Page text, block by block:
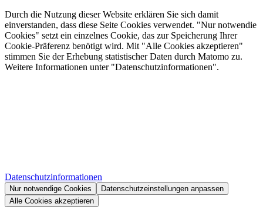
Durch die Nutzung dieser Website erklären Sie sich damit
einverstanden, dass diese Seite Cookies verwendet. "Nur notwendie
Cookies" setzt ein einzelnes Cookie, das zur Speicherung Ihrer
Cookie-Präferenz benötigt wird. Mit "Alle Cookies akzeptieren"
stimmen Sie der Erhebung statistischer Daten durch Matomo zu.
Weitere Informationen unter "Datenschutzinformationen".
Datenschutzinformationen
Nur notwendige Cookies
Datenschutzeinstellungen anpassen
Alle Cookies akzeptieren